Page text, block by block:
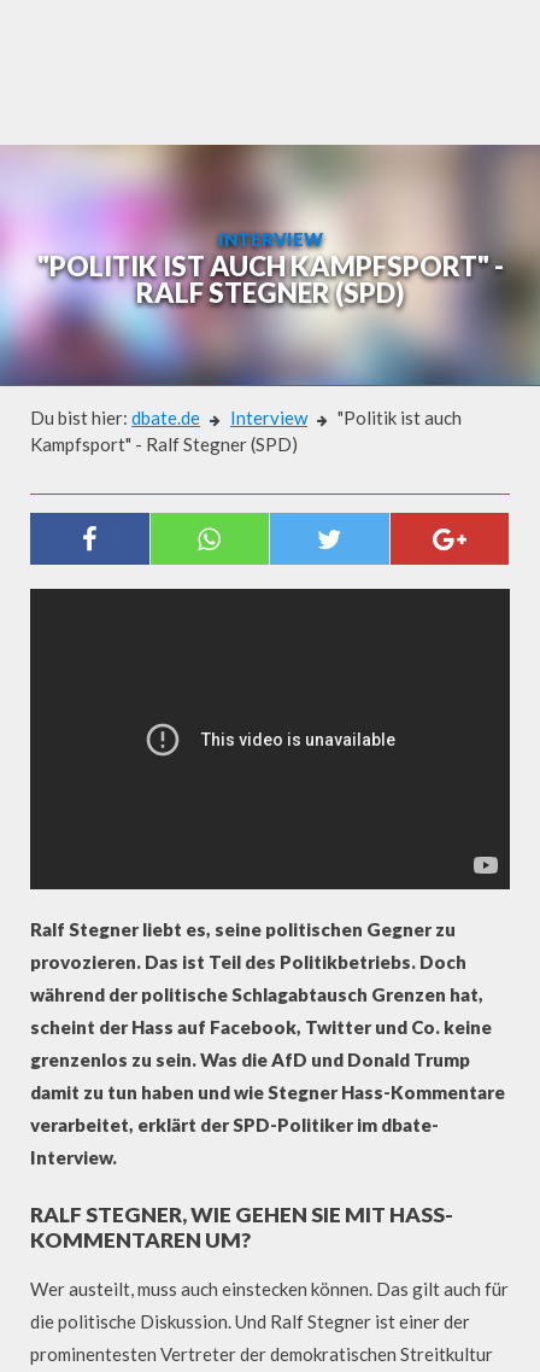
INTERVIEW
"POLITIK IST AUCH KAMPFSPORT" -
RALF STEGNER (SPD)
Du bist hier: dbate.de Interview
"Politik ist auch
Kampfsport" - Ralf Stegner (SPD)
"POLITIK IST AUCH
KAMPFSPORT" - RALF STEGNER
(SPD)
Ralf Stegner liebt es, seine politischen Gegner zu
provozieren. Das ist Teil des Politikbetriebs. Doch
während der politische Schlagabtausch Grenzen hat,
scheint der Hass auf Facebook, Twitter und Co. keine
grenzenlos zu sein. Was die AfD und Donald Trump
damit zu tun haben und wie Stegner Hass-Kommentare
verarbeitet, erklärt der SPD-Politiker im dbate-
Interview.
RALF STEGNER, WIE GEHEN SIE MIT HASS-
KOMMENTAREN UM?
Wer austeilt, muss auch einstecken können. Das gilt auch für
die politische Diskussion. Und Ralf Stegner ist einer der
prominentesten Vertreter der demokratischen Streitkultur